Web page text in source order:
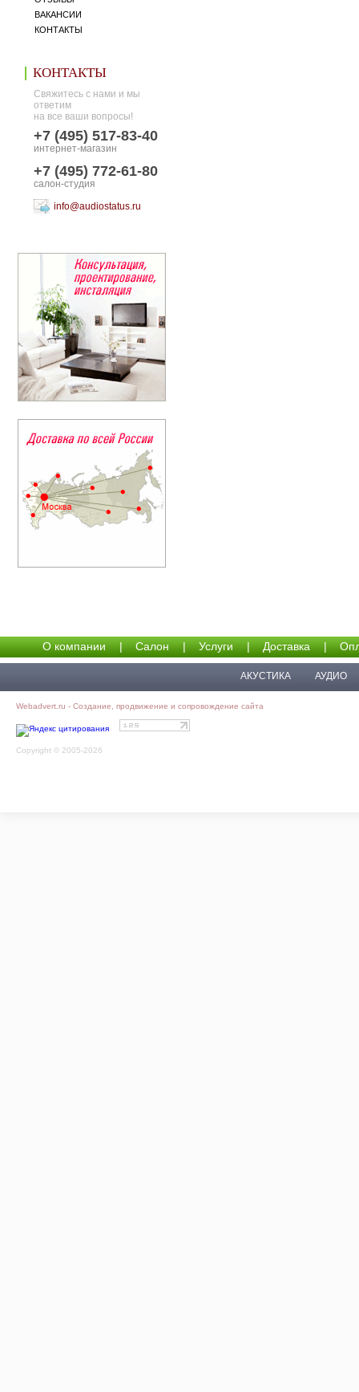
ВАКАНСИИ
КОНТАКТЫ
КОНТАКТЫ
Свяжитесь с нами и мы
ответим
на все ваши вопросы!
+7 (495) 517-83-40
интернет-магазин
+7 (495) 772-61-80
салон-студия
info@audiostatus.ru
О компании | Салон | Услуги | Доставка |
АКУСТИКА АУДИО
Webadvert.ru - Создание, продвижение и сопровождение сайта
Copyright © 2005-2026